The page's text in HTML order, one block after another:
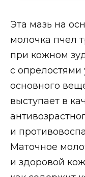
Эта мазь на
молочка пчел
при кожном
с опрелостями
основного
выступает в
и
Маточное
и здоровой